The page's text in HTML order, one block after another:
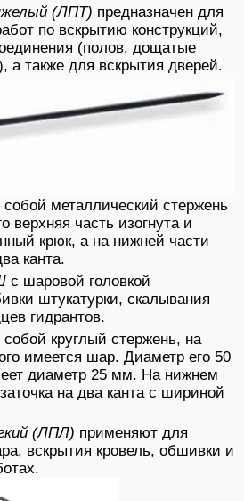
(ЛПТ) предназначен для
по вскрытию конструкций,
(полов, дощатые
а также для вскрытия дверей.
металлический стержень
часть изогнута и
крюк, а на нижней части
канта.
с шаровой головкой
штукатурки, скалывания
гидрантов.
круглый стержень, на
имеется шар. Диаметр его 50
диаметр 25 мм. На нижнем
на два канта с шириной
(ЛПЛ) применяют для
вскрытия кровель, обшивки и